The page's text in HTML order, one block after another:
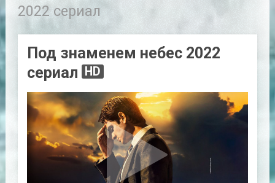
2022 сериал
Под знаменем небес 2022
сериал
HD